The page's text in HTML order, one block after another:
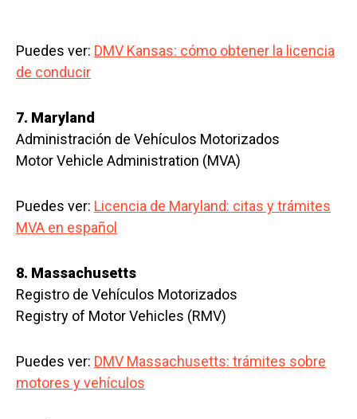
Puedes ver: DMV Kansas: cómo obtener la licencia
de conducir
7. Maryland
Administración de Vehículos Motorizados
Motor Vehicle Administration (MVA)
Puedes ver: Licencia de Maryland: citas y trámites
MVA en español
8. Massachusetts
Registro de Vehículos Motorizados
Registry of Motor Vehicles (RMV)
Puedes ver: DMV Massachusetts: trámites sobre
motores y vehículos